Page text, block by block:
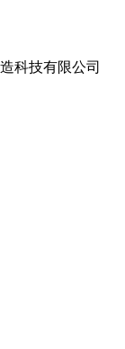
科技有限公司